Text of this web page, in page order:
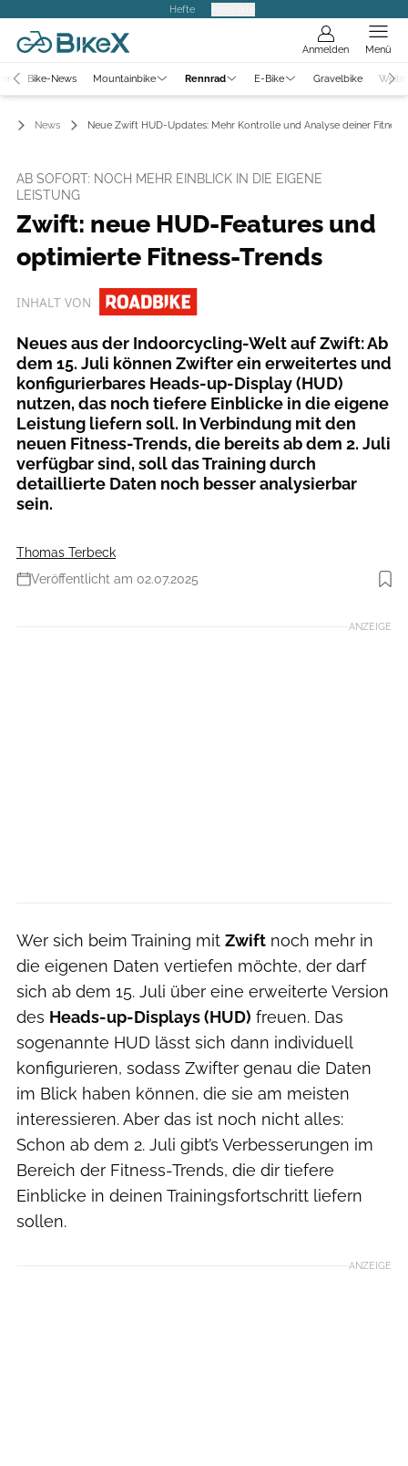
Hefte
Anmelden Menü
Bike-News Mountainbike Rennrad E-Bike Gravelbike
News Neue Zwift HUD-Updates: Mehr Kontrolle und Analyse deiner Fitness
AB SOFORT: NOCH MEHR EINBLICK IN DIE EIGENE
LEISTUNG
Zwift: neue HUD-Features und
optimierte Fitness-Trends
INHALT VON
Neues aus der Indoorcycling-Welt auf Zwift: Ab
dem 15. Juli können Zwifter ein erweitertes und
konfigurierbares Heads-up-Display (HUD)
nutzen, das noch tiefere Einblicke in die eigene
Leistung liefern soll. In Verbindung mit den
neuen Fitness-Trends, die bereits ab dem 2. Juli
verfügbar sind, soll das Training durch
detaillierte Daten noch besser analysierbar
sein.
Thomas Terbeck
Veröffentlicht am 02.07.2025
Foto: Zwift
ANZEIGE
Wer sich beim Training mit Zwift noch mehr in
die eigenen Daten vertiefen möchte, der darf
sich ab dem 15. Juli über eine erweiterte Version
des Heads-up-Displays (HUD) freuen. Das
sogenannte HUD lässt sich dann individuell
konfigurieren, sodass Zwifter genau die Daten
im Blick haben können, die sie am meisten
interessieren. Aber das ist noch nicht alles:
Schon ab dem 2. Juli gibt’s Verbesserungen im
Bereich der Fitness-Trends, die dir tiefere
Einblicke in deinen Trainingsfortschritt liefern
sollen.
ANZEIGE